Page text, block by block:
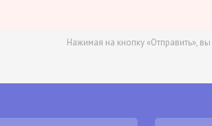
Нажимая на кнопку «Отправить»,